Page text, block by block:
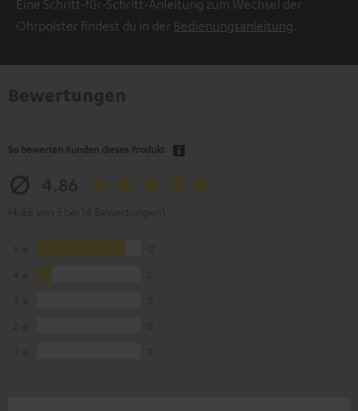
Eine Schritt-für-Schritt-Anleitung zum Wechsel der
Ohrpolster findest du in der Bedienungsanleitung.
So bewerten Kunden dieses Produkt